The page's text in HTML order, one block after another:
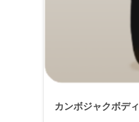
カンボジャクボディ